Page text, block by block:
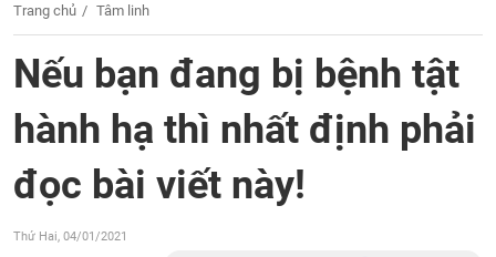
Trang chủ Tâm linh
Nếu bạn đang bị bệnh tật
hành hạ thì nhất định phải
đọc bài viết này!
Thứ Hai, 04/01/2021